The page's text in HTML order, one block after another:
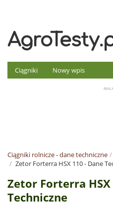
Ciągniki Nowy wpis
Ciągniki rolnicze - dane techniczne
Zetor Forterra HSX 110 - Dane
Zetor Forterra HSX
Techniczne